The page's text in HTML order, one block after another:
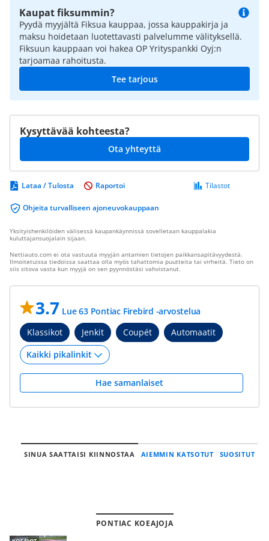
Kaupat fiksummin?
Pyydä myyjältä Fiksua kauppaa, jossa kauppakirja ja
maksu hoidetaan luotettavasti palvelumme välityksellä.
Fiksuun kauppaan voi hakea OP Yrityspankki Oyj:n
tarjoamaa rahoitusta.
Tee tarjous
Kysyttävää kohteesta?
Ota yhteyttä
Lataa / Tulosta
Ohjeita turvalliseen ajoneuvokauppaan
Tilastot
Raportoi
Yksityishenkilöiden välisessä kaupankäynnissä sovelletaan kauppalakia
kuluttajansuojalain sijaan.
Nettiauto.com ei ota vastuuta myyjän antamien tietojen paikkansapitävyydestä.
Ilmoitetuissa tiedoissa saattaa olla myös tahattomia puutteita tai virheitä. Tieto on
siis sitova vasta kun myyjä on sen pyynnöstäsi vahvistanut.
3.7 Lue 63 Pontiac Firebird -arvostelua
Klassikot
Jenkit Coupét Automaatit
Hae samanlaiset
SINUA SAATTAISI KIINNOSTAA AIEMMIN KATSOTUT SUOSITUT
PONTIAC KOEAJOJA